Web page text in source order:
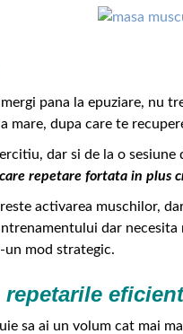
pana la epuziare, nu
mare, dupa care te
dar si de la o sesiune
repetare fortata in plus
activarea muschilor,
dar
mod strategic.
repetarile
sa ai un volum cat mai